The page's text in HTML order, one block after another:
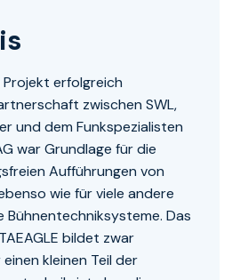
Projekt erfolgreich
zwischen SWL,
und dem Funkspezialisten
war Grundlage für die
Aufführungen von
wie für viele andere
Bühnentechniksysteme. Das
bildet zwar
kleinen Teil der